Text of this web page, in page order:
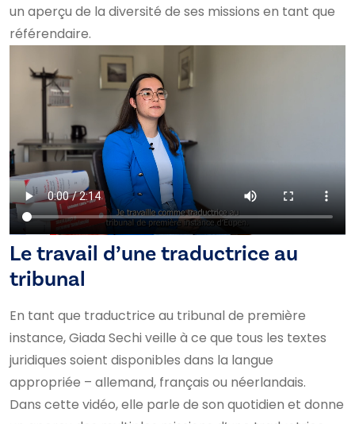
un aperçu de la diversité de ses missions en tant que
référendaire.
Le travail d’une traductrice au
tribunal
En tant que traductrice au tribunal de première
instance, Giada Sechi veille à ce que tous les textes
juridiques soient disponibles dans la langue
appropriée – allemand, français ou néerlandais.
Dans cette vidéo, elle parle de son quotidien et donne